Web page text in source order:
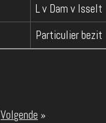
L v Dam v Isselt
Particulier bezit
Volgende »